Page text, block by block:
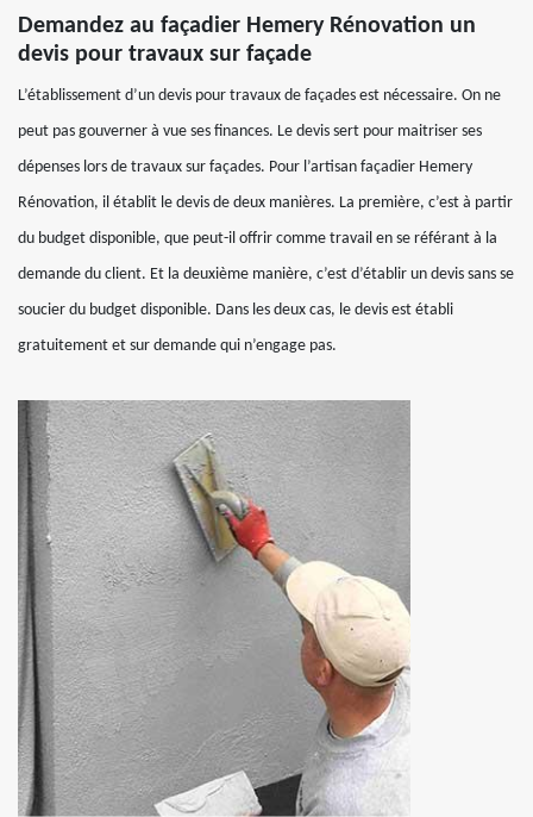
Demandez au façadier Hemery Rénovation un
devis pour travaux sur façade
L’établissement d’un devis pour travaux de façades est nécessaire. On ne
peut pas gouverner à vue ses finances. Le devis sert pour maitriser ses
dépenses lors de travaux sur façades. Pour l’artisan façadier Hemery
Rénovation, il établit le devis de deux manières. La première, c’est à partir
du budget disponible, que peut-il offrir comme travail en se référant à la
demande du client. Et la deuxième manière, c’est d’établir un devis sans se
soucier du budget disponible. Dans les deux cas, le devis est établi
gratuitement et sur demande qui n’engage pas.